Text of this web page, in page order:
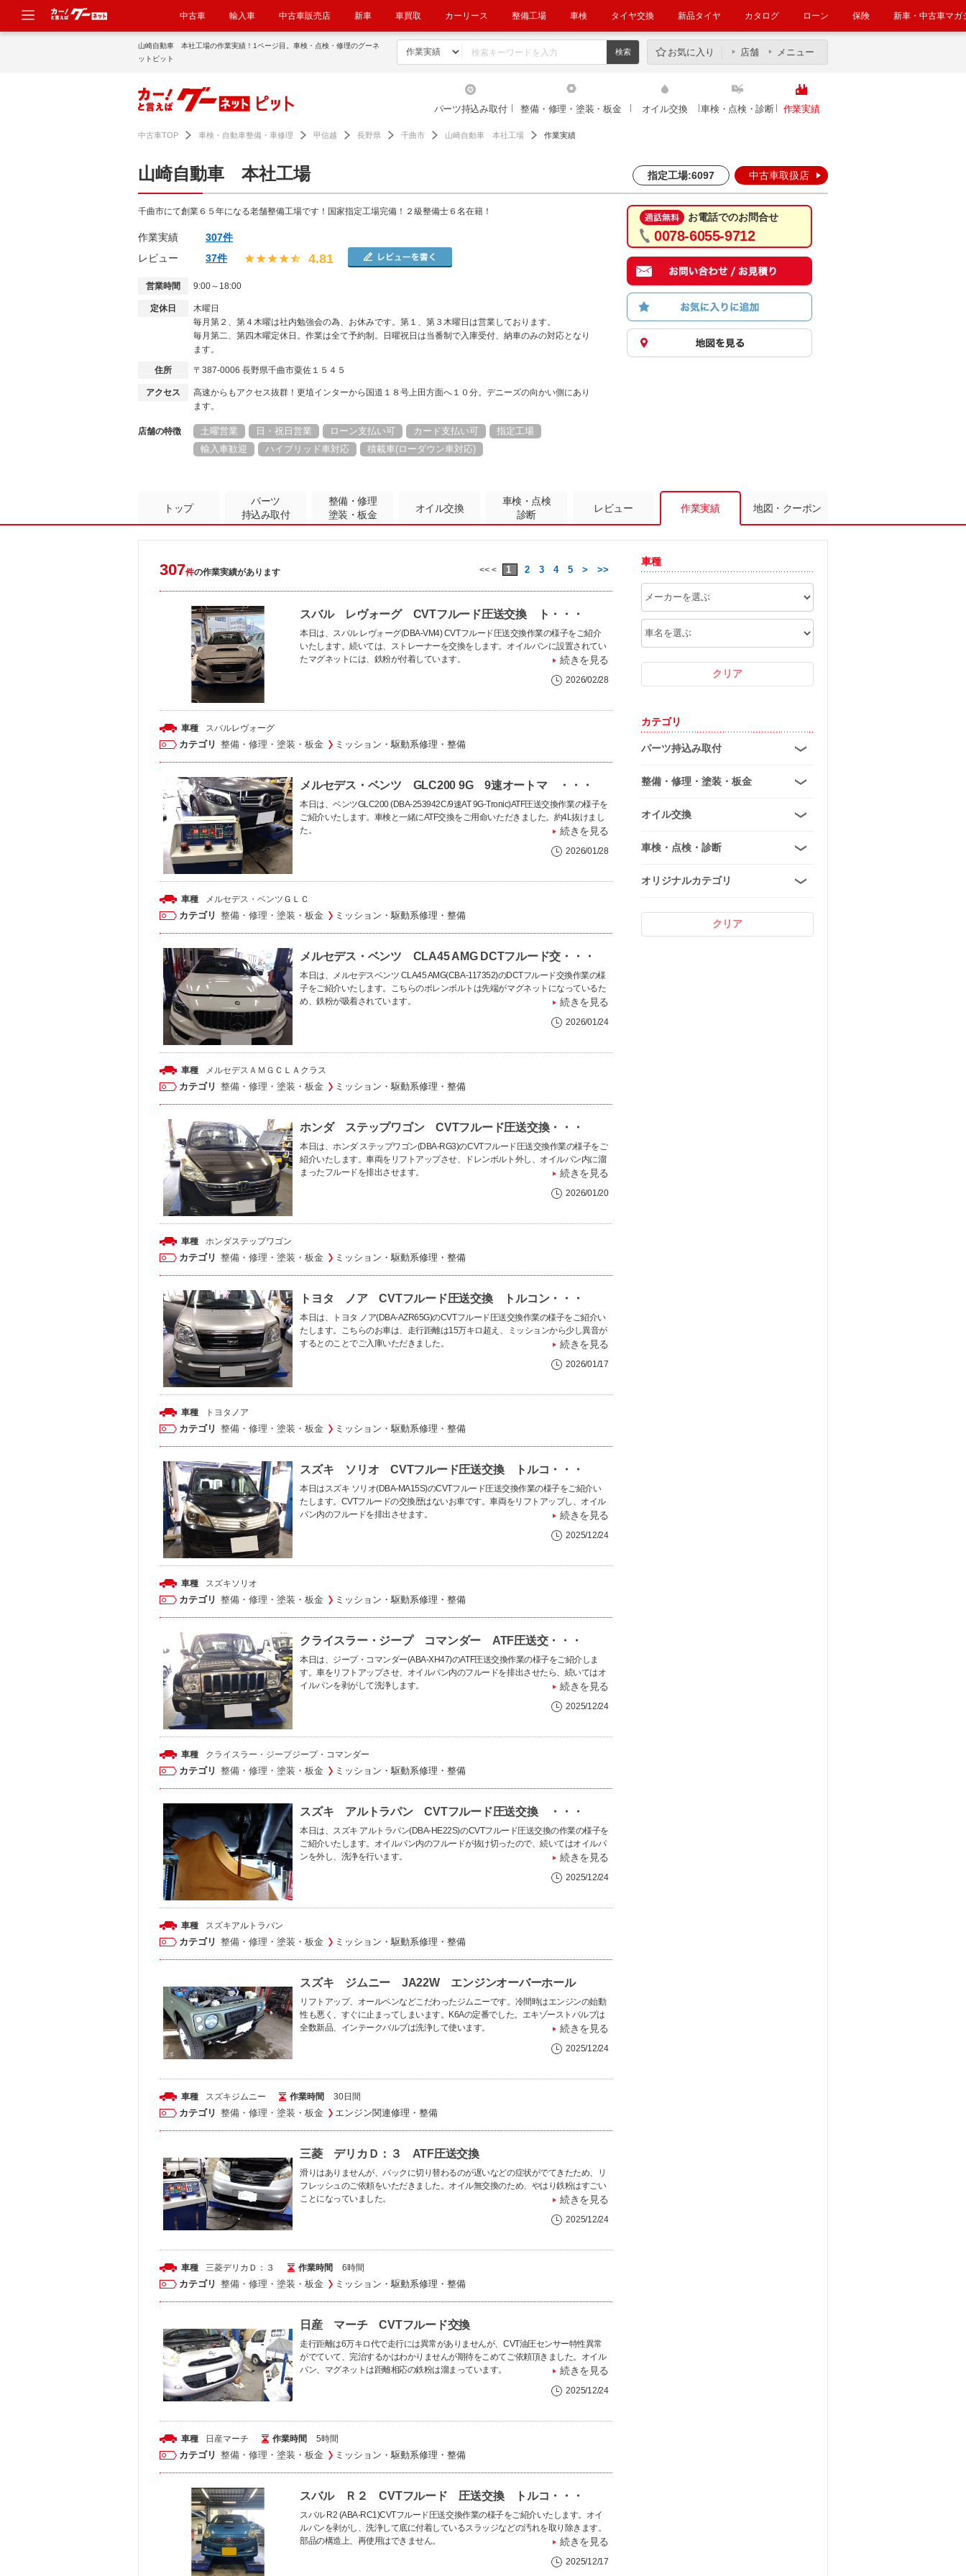
中古車 輸入車 中古車販売店 新車 車買取 カーリース 整備工場 車検 タイヤ交換 新品タイヤ カタログ ローン 保険 新車・中古車マガ
山崎自動車 本社工場の作業実績！1ページ目。車検・点検・修理のグーネ
ットピット
お気に入り 店舗 メニュー
パーツ持込み取付 整備・修理・塗装・板金 オイル交換 車検・点検・診断 作業実績
中古車TOP 車検・自動車整備・車修理 甲信越 長野県 千曲市 山崎自動車 本社工場 作業実績
山崎自動車 本社工場 指定工場:6097 中古車取扱店
千曲市にて創業６５年になる老舗整備工場です！国家指定工場完備！２級整備士６名在籍！
作業実績
307件
レビュー
37件 4.81
営業時間 9:00～18:00
定休日
木曜日
毎月第２、第４木曜は社内勉強会の為、お休みです。第１、第３木曜日は営業しております。
毎月第二、第四木曜定休日。作業は全て予約制。日曜祝日は当番制で入庫受付、納車のみの対応となり
ます。
住所 〒387-0006 長野県千曲市粟佐１５４５
アクセス
高速からもアクセス抜群！更埴インターから国道１８号上田方面へ１０分。デニーズの向かい側にあり
ます。
店舗の特徴 土曜営業 日・祝日営業 ローン支払い可 カード支払い可
指定工場
輸入車歓迎
ハイブリッド車対応 積載車(ローダウン車対応)
お電話でのお問合せ
0078-6055-9712
トップ
パーツ
持込み取付
整備・修理
塗装・板金
オイル交換
車検・点検
診断
レビュー 作業実績 地図・クーポン
307件の作業実績があります << < 1 2 3 4 5 > >>
スバル レヴォーグ CVTフルード圧送交換 ト・・・
本日は、スバル レヴォーグ(DBA-VM4) CVTフルード圧送交換作業の様子をご紹介
いたします。続いては、ストレーナーを交換をします。オイルパンに設置されてい
たマグネットには、鉄粉が付着しています。
続きを見る
2026/02/28
車種 スバルレヴォーグ
カテゴリ 整備・修理・塗装・板金 ミッション・駆動系修理・整備
メルセデス・ベンツ GLC200 9G 9速オートマ ・・・
本日は、ベンツGLC200 (DBA-253942C/9速AT 9G-Tronic)ATF圧送交換作業の様子を
ご紹介いたします。車検と一緒にATF交換をご用命いただきました。約4L抜けまし
た。
続きを見る
2026/01/28
車種 メルセデス・ベンツ ＧＬＣ
カテゴリ 整備・修理・塗装・板金 ミッション・駆動系修理・整備
メルセデス・ベンツ CLA45 AMG DCTフルード交・・・
本日は、メルセデスベンツ CLA45 AMG(CBA-117352)のDCTフルード交換作業の様
子をご紹介いたします。こちらのボレンボルトは先端がマグネットになっているた
め、鉄粉が吸着されています。
続きを見る
2026/01/24
車種 メルセデスＡＭＧ ＣＬＡクラス
カテゴリ 整備・修理・塗装・板金 ミッション・駆動系修理・整備
ホンダ ステップワゴン CVTフルード圧送交換・・・
本日は、ホンダ ステップワゴン(DBA-RG3)のCVTフルード圧送交換作業の様子をご
紹介いたします。車両をリフトアップさせ、ドレンボルト外し、オイルパン内に溜
まったフルードを排出させます。
続きを見る
2026/01/20
車種 ホンダステップワゴン
カテゴリ 整備・修理・塗装・板金 ミッション・駆動系修理・整備
トヨタ ノア CVTフルード圧送交換 トルコン・・・
本日は、トヨタ ノア(DBA-AZR65G)のCVTフルード圧送交換作業の様子をご紹介い
たします。こちらのお車は、走行距離は15万キロ超え、ミッションから少し異音が
するとのことでご入庫いただきました。
続きを見る
2026/01/17
車種 トヨタ ノア
カテゴリ 整備・修理・塗装・板金 ミッション・駆動系修理・整備
スズキ ソリオ CVTフルード圧送交換 トルコ・・・
本日はスズキ ソリオ(DBA-MA15S)のCVTフルード圧送交換作業の様子をご紹介い
たします。CVTフルードの交換歴はないお車です。車両をリフトアップし、オイル
パン内のフルードを排出させます。
続きを見る
2025/12/24
車種 スズキソリオ
カテゴリ 整備・修理・塗装・板金 ミッション・駆動系修理・整備
クライスラー・ジープ コマンダー ATF圧送交・・・
本日は、ジープ・コマンダー(ABA-XH47)のATF圧送交換作業の様子をご紹介しま
す。車をリフトアップさせ、オイルパン内のフルードを排出させたら、続いてはオ
イルパンを剥がして洗浄します。
続きを見る
2025/12/24
車種 クライスラー・ジープジープ・コマンダー
カテゴリ 整備・修理・塗装・板金 ミッション・駆動系修理・整備
スズキ アルトラパン CVTフルード圧送交換 ・・・
本日は、スズキ アルトラパン(DBA-HE22S)のCVTフルード圧送交換の作業の様子を
ご紹介いたします。オイルパン内のフルードが抜け切ったので、続いてはオイルパ
ンを外し、洗浄を行います。
続きを見る
2025/12/24
車種 スズキアルトラパン
カテゴリ 整備・修理・塗装・板金 ミッション・駆動系修理・整備
スズキ ジムニー JA22W エンジンオーバーホール
リフトアップ、オールペンなどこだわったジムニーです。冷間時はエンジンの始動
性も悪く、すぐに止まってしまいます。K6Aの定番でした。エキゾーストバルブは
全数新品、インテークバルブは洗浄して使います。
続きを見る
2025/12/24
車種 スズキジムニー 作業時間 30日間
カテゴリ 整備・修理・塗装・板金 エンジン関連修理・整備
三菱 デリカＤ：３ ATF圧送交換
滑りはありませんが、バックに切り替わるのが遅いなどの症状がでてきたため、リ
フレッシュのご依頼をいただきました。オイル無交換のため、やはり鉄粉はすごい
ことになっていました。
続きを見る
2025/12/24
車種 三菱デリカＤ：３ 作業時間 6時間
カテゴリ 整備・修理・塗装・板金 ミッション・駆動系修理・整備
日産 マーチ CVTフルード交換
走行距離は6万キロ代で走行には異常がありませんが、CVT油圧センサー特性異常
がでていて、完治するかはわかりませんが期待をこめてご依頼頂きました。オイル
パン、マグネットは距離相応の鉄粉は溜まっています。
続きを見る
2025/12/24
車種 日産マーチ 作業時間 5時間
カテゴリ 整備・修理・塗装・板金 ミッション・駆動系修理・整備
スバル Ｒ２ CVTフルード 圧送交換 トルコ・・・
スバル R2 (ABA-RC1)CVTフルード圧送交換作業の様子をご紹介いたします。オイ
ルパンを剥がし、洗浄して底に付着しているスラッジなどの汚れを取り除きます。
部品の構造上、再使用はできません。
続きを見る
2025/12/17
車種
カテゴリ
パーツ持込み取付
整備・修理・塗装・板金
オイル交換
車検・点検・診断
オリジナルカテゴリ